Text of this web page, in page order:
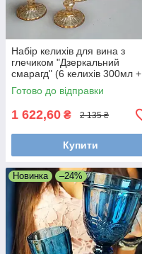
Набір келихів для вина з
глечиком "Дзеркальний
смарагд" (6 келихів 300мл +
глечик 1л)
Готово до відправки
1 622,60 ₴ 2 135 ₴
Купити
Новинка –24%